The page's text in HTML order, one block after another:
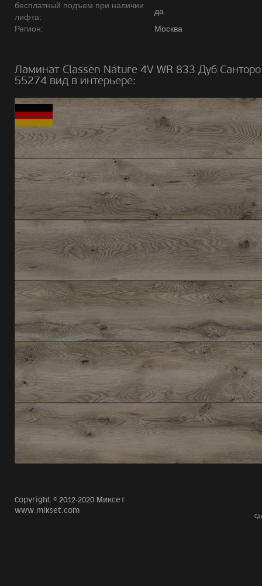
бесплатный подъем при наличии
лифта:
да
Регион:
Москва
Ламинат Classen Nature 4V WR 833 Дуб Санторо
55274 вид в интерьере:
Copyright © 2012-2020 Миксет
www.mikset.com